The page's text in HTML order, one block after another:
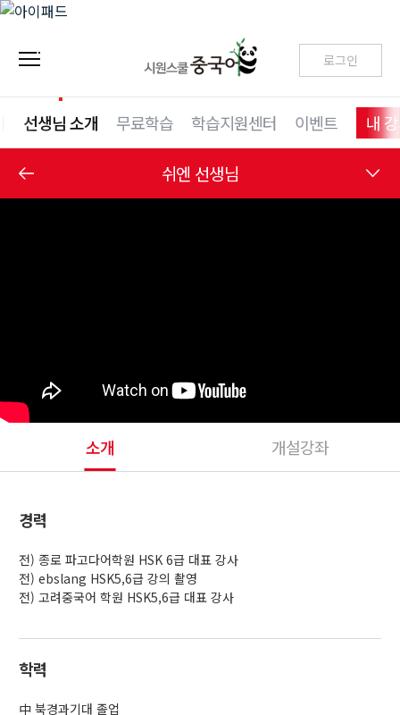
로그인
선생님 소개 무료학습 학습지원센터 이벤트 내
쉬엔 선생님
소개 개설강좌
경력
전) 종로 파고다어학원 HSK 6급 대표 강사
전) ebslang HSK5,6급 강의 촬영
전) 고려중국어 학원 HSK5,6급 대표 강사
학력
中 북경과기대 졸업